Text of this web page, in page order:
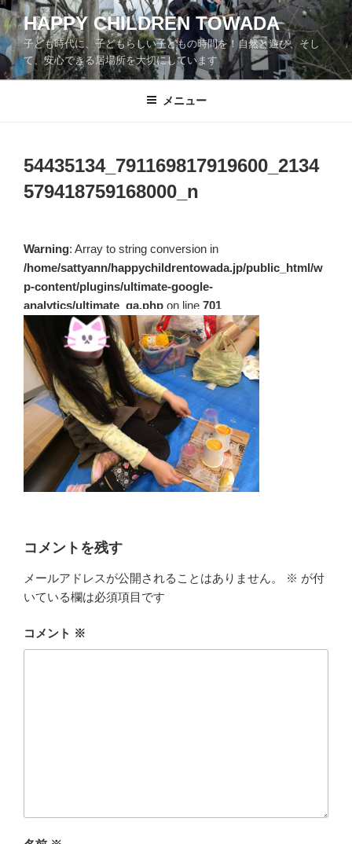
コ
ン
テ
ン
ツ
HAPPY CHILDREN TOWADA
子ども時代に、子どもらしい子どもの時間を！自然と遊び、そし
て、安心できる居場所を大切にしています
メニュー
54435134_791169817919600_2134
579418759168000_n
Warning: Array to string conversion in
/home/sattyann/happychildrentowada.jp/public_html/w
p-content/plugins/ultimate-google-
analytics/ultimate_ga.php on line 701
コメントを残す
メールアドレスが公開されることはありません。 ※ が付
いている欄は必須項目です
コメント ※